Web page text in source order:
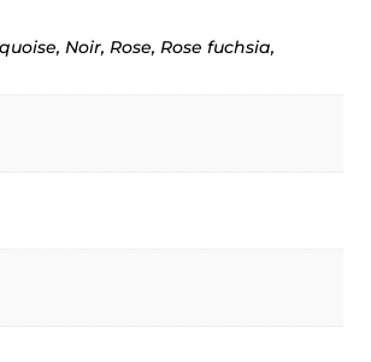
Noir, Rose, Rose fuchsia,